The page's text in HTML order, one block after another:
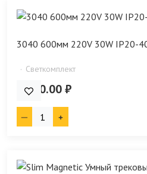
3040 600мм 220V 30W IP20-
Светкомплект
3 440.00 ₽